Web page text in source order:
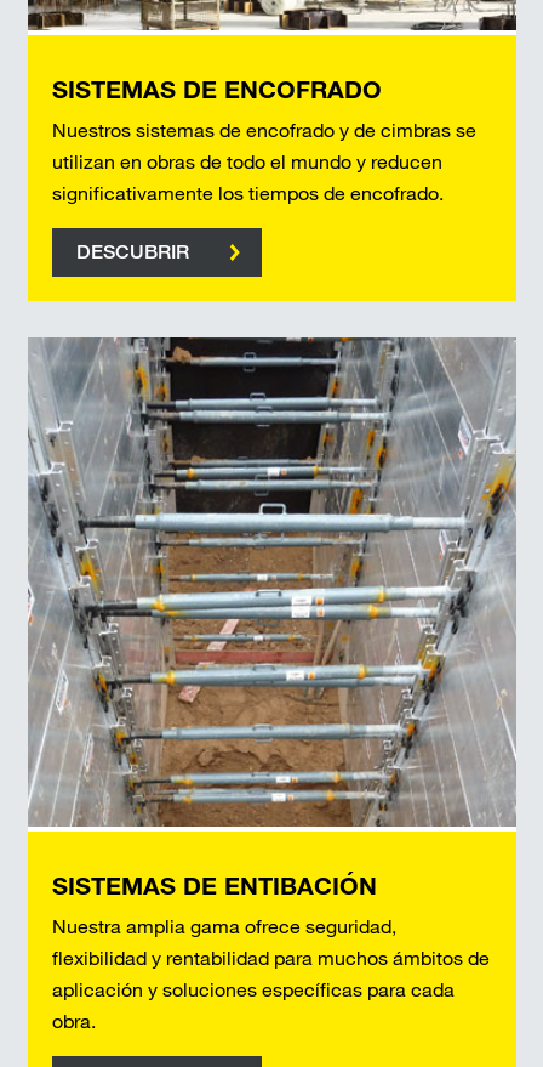
SISTEMAS DE ENCOFRADO
Nuestros sistemas de encofrado y de cimbras se
utilizan en obras de todo el mundo y reducen
significativamente los tiempos de encofrado.
DESCUBRIR
SISTEMAS DE ENTIBACIÓN
Nuestra amplia gama ofrece seguridad,
flexibilidad y rentabilidad para muchos ámbitos de
aplicación y soluciones específicas para cada
obra.